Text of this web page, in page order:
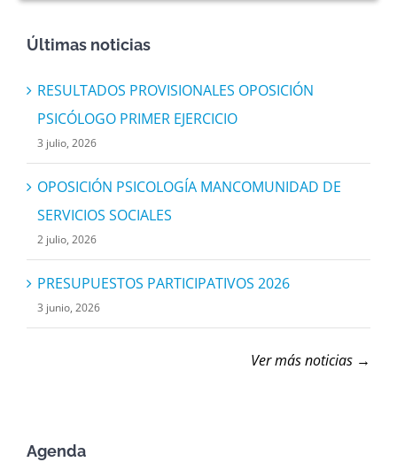
Últimas noticias
RESULTADOS PROVISIONALES OPOSICIÓN
PSICÓLOGO PRIMER EJERCICIO
3 julio, 2026
OPOSICIÓN PSICOLOGÍA MANCOMUNIDAD DE
SERVICIOS SOCIALES
2 julio, 2026
PRESUPUESTOS PARTICIPATIVOS 2026
3 junio, 2026
Ver más noticias →
Agenda